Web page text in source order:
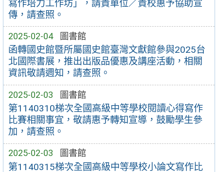
寫作培力工作坊」，請貴單位／貴校惠予協助宣
傳，請查照。
2025-02-04 圖書館
函轉國史館暨所屬國史館臺灣文獻館參與2025台
北國際書展，推出出版品優惠及講座活動，相關
資訊敬請週知，請查照。
2025-02-03 圖書館
第1140310梯次全國高級中等學校閱讀心得寫作
比賽相關事宜，敬請惠予轉知宣導，鼓勵學生參
加，請查照。
2025-02-03 圖書館
第1140315梯次全國高級中等學校小論文寫作比